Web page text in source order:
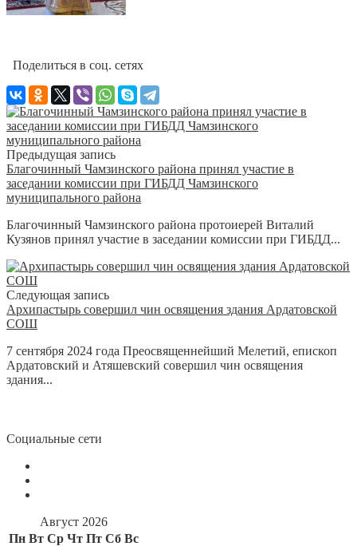
Поделиться в соц. сетях
Предыдущая запись
Благочинный Чамзинского района принял участие в
заседании комиссии при ГИБДД Чамзинского
муниципального района
Благочинный Чамзинского района протоиерей Виталий
Кузянов принял участие в заседании комиссии при ГИБДД...
Следующая запись
Архипастырь совершил чин освящения здания Ардатовской
СОШ
7 сентября 2024 года Преосвященнейший Мелетий, епископ
Ардатовский и Атяшевский совершил чин освящения
здания...
Социальные сети
Август 2026
Пн Вт Ср Чт Пт Сб Вс